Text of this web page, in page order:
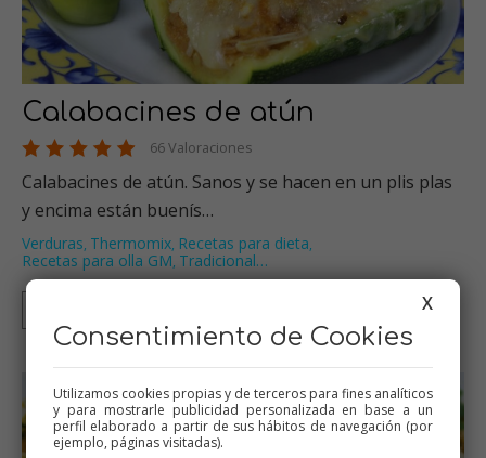
Calabacines de atún
66 Valoraciones
Calabacines de atún. Sanos y se hacen en un plis plas
y encima están buenís…
Verduras, Thermomix, Recetas para dieta,
Recetas para olla GM, Tradicional…
X
Consentimiento de Cookies
Utilizamos cookies propias y de terceros para fines analíticos
y para mostrarle publicidad personalizada en base a un
perfil elaborado a partir de sus hábitos de navegación (por
ejemplo, páginas visitadas).